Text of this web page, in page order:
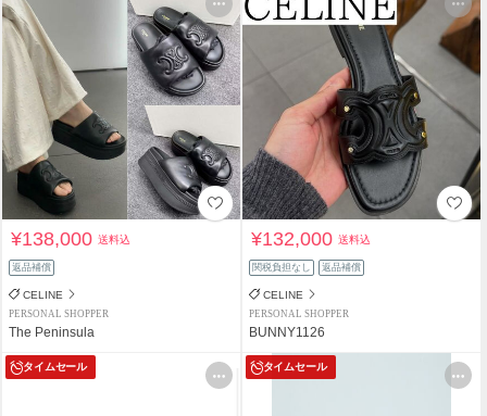
¥138,000送料込
返品補償
CELINE
PERSONAL SHOPPER
The Peninsula
¥132,000送料込
関税負担なし 返品補償
CELINE
PERSONAL SHOPPER
BUNNY1126
タイムセール タイムセール